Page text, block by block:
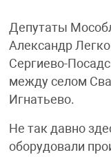
Депутаты
Александр
Сергиево-
между селом
Игнатьево.
Не так давно
оборудовали